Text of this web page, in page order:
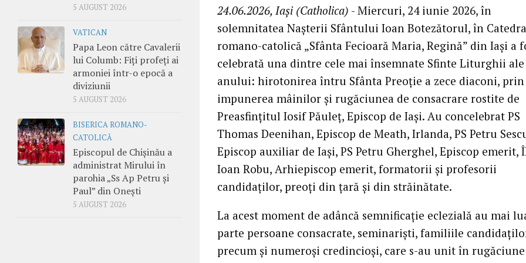
24.06.2026, Iași (Catholica) - Miercuri, 24 iunie 2026, în
solemnitatea Nașterii Sfântului Ioan Botezătorul, în
romano-catolică „Sfânta Fecioară Maria, Regină” din Iași a
celebrată una dintre cele mai însemnate Sfinte Liturghii ale
anului: hirotonirea întru Sfânta Preoție a zece diaconi, prin
impunerea mâinilor și rugăciunea de consacrare rostite de
Preasfințitul Iosif Păuleț, Episcop de Iași. Au concelebrat PS
Thomas Deenihan, Episcop de Meath, Irlanda, PS Petru
Episcop auxiliar de Iași, PS Petru Gherghel, Episcop emerit,
Ioan Robu, Arhiepiscop emerit, formatorii și profesorii
candidaților, preoți din țară și din străinătate.
La acest moment de adâncă semnificație eclezială au mai
parte persoane consacrate, seminariști, familiile
precum și numeroși credincioși, care s-au unit în rugăciune
5 AUGUST 2026
VATICAN
Papa Leon către Cavalerii
lui Columb: Fiți profeți ai
armoniei într-o epocă a
diviziunii
5 AUGUST 2026
BISERICA ROMANO-
CATOLICĂ
Episcopul de Chișinău a
administrat Mirului în
parohia „Ss Ap Petru și
Paul” din Onești
5 AUGUST 2026